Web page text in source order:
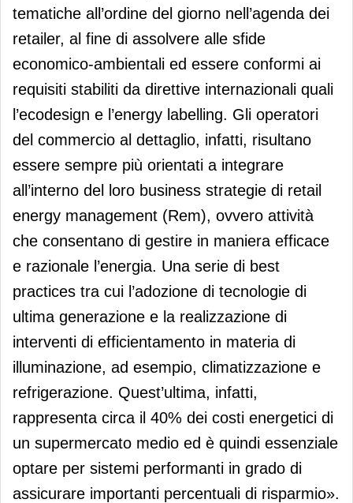
tematiche all’ordine del giorno nell’agenda dei
retailer, al fine di assolvere alle sfide
economico-ambientali ed essere conformi ai
requisiti stabiliti da direttive internazionali quali
l’ecodesign e l’energy labelling. Gli operatori
del commercio al dettaglio, infatti, risultano
essere sempre più orientati a integrare
all’interno del loro business strategie di retail
energy management (Rem), ovvero attività
che consentano di gestire in maniera efficace
e razionale l’energia. Una serie di best
practices tra cui l’adozione di tecnologie di
ultima generazione e la realizzazione di
interventi di efficientamento in materia di
illuminazione, ad esempio, climatizzazione e
refrigerazione. Quest’ultima, infatti,
rappresenta circa il 40% dei costi energetici di
un supermercato medio ed è quindi essenziale
optare per sistemi performanti in grado di
assicurare importanti percentuali di risparmio».